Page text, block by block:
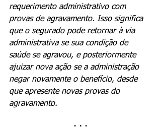
requerimento administrativo com
provas de agravamento. Isso significa
que o segurado pode retornar à via
administrativa se sua condição de
saúde se agravou, e posteriormente
ajuizar nova ação se a administração
negar novamente o benefício, desde
que apresente novas provas do
agravamento.
· · ·